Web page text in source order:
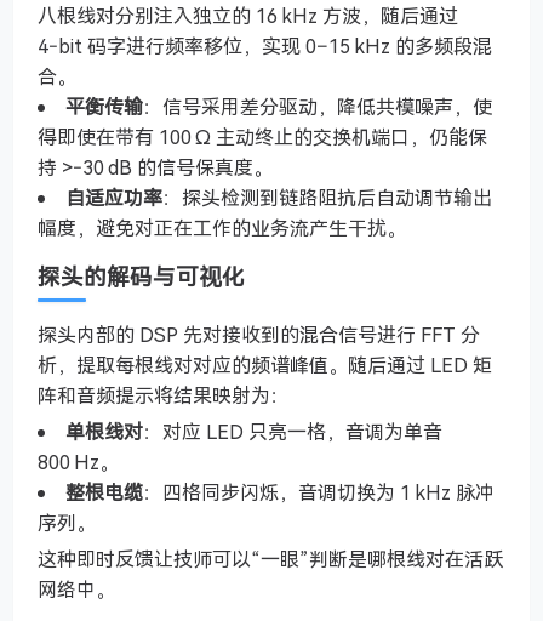
八根线对分别注入独立的 16 kHz 方波，随后通过
4‑bit 码字进行频率移位，实现 0–15 kHz 的多频段混
合。
平衡传输：信号采用差分驱动，降低共模噪声，使
得即使在带有 100 Ω 主动终止的交换机端口，仍能保
持 >‑30 dB 的信号保真度。
自适应功率：探头检测到链路阻抗后自动调节输出
幅度，避免对正在工作的业务流产生干扰。
探头的解码与可视化
探头内部的 DSP 先对接收到的混合信号进行 FFT 分
析，提取每根线对对应的频谱峰值。随后通过 LED 矩
阵和音频提示将结果映射为：
单根线对：对应 LED 只亮一格，音调为单音
800 Hz。
整根电缆：四格同步闪烁，音调切换为 1 kHz 脉冲
序列。
这种即时反馈让技师可以“一眼”判断是哪根线对在活跃
网络中。